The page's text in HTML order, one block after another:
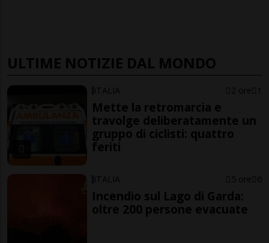
ULTIME NOTIZIE DAL MONDO
ITALIA 2 ore 1
Mette la retromarcia e
travolge deliberatamente un
gruppo di ciclisti: quattro
feriti
ITALIA 5 ore 6
Incendio sul Lago di Garda:
oltre 200 persone evacuate